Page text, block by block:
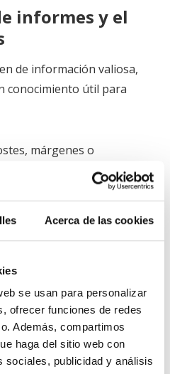
Acerca de las cookies
se usan para personalizar
ofrecer funciones de redes
Además, compartimos
haga del sitio web con
sociales, publicidad y análisis
informes y el
de información valiosa,
conocimiento útil para
márgenes o
problemas antes de
financiera del negocio.
incidencias
reducen la
atención de cuestiones